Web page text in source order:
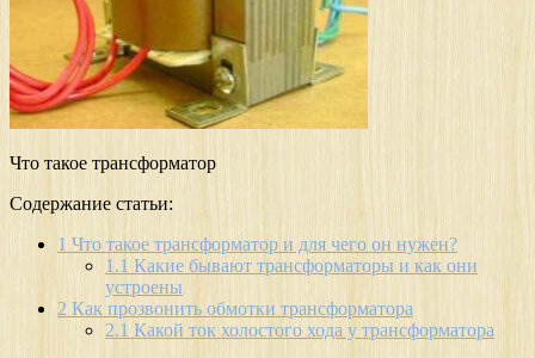
Что такое трансформатор
Содержание статьи:
1 Что такое трансформатор и для чего он нужен?
1.1 Какие бывают трансформаторы и как они
устроены
2 Как прозвонить обмотки трансформатора
2.1 Какой ток холостого хода у трансформатора